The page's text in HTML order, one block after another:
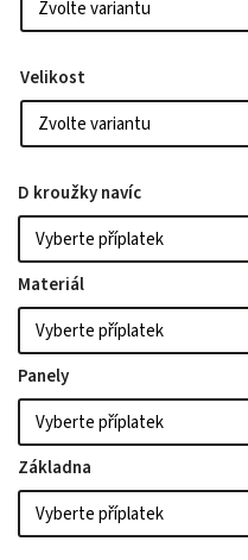
Velikost
D kroužky navíc
Materiál
Panely
Základna